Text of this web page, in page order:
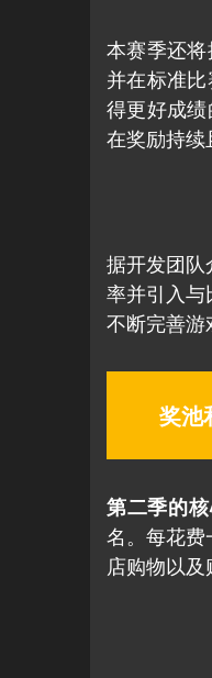
本赛季还
并在标准
得更好成
在奖励持续
据开发团队
率并引入
不断完善游
奖池
第二季的
名。每花
店购物以及